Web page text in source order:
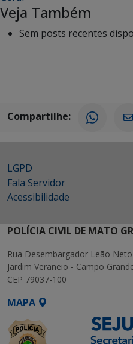
Veja Também
Sem posts recentes
Compartilhe:
LGPD
Fala Servidor
Acessibilidade
POLÍCIA CIVIL DE MATO
Rua Desembargador Leão
Jardim Veraneio - Campo
CEP 79037-100
MAPA